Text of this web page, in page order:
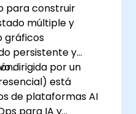
para construir
múltiple y
gráficos
persistente y
dirigida por un
está
de plataformas AI
para IA y